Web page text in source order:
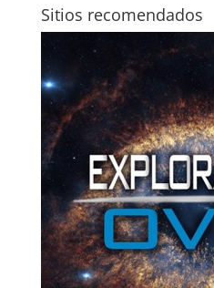
Sitios recomendados